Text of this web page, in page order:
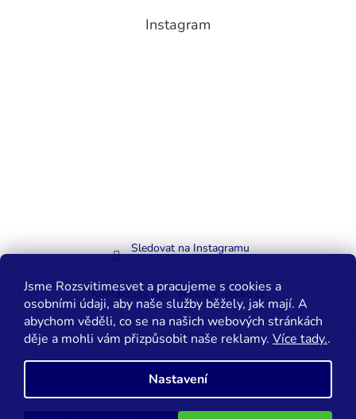
Jsme Rozsvitimesvet a pracujeme s cookies a
osobními údaji, aby naše služby běžely, jak mají. A
abychom věděli, co se na našich webových stránkách
děje a mohli vám přizpůsobit naše reklamy. Více tady..
Nastavení
Instagram
Sledovat na Instagramu
Kontaktujte nás WELAIK-cesko.cz
Vytvořil Shoptet